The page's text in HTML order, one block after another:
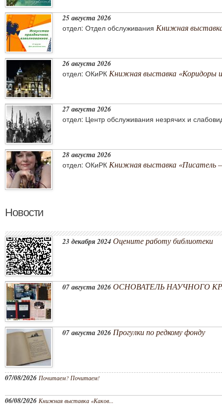
25 августа 2026
отдел: Отдел обслуживания Книжная
26 августа 2026
отдел: ОКиРК Книжная выставка «Коридоры
27 августа 2026
отдел: Центр обслуживания незрячих и
28 августа 2026
отдел: ОКиРК Книжная выставка «Писатель
Новости
23 декабря 2024 Оцените работу библиотеки
07 августа 2026 ОСНОВАТЕЛЬ НАУЧНОГО
07 августа 2026 Прогулки по редкому фонду
07/08/2026 Почитаем? Почитаем!
06/08/2026 Книжная выставка «Каков...